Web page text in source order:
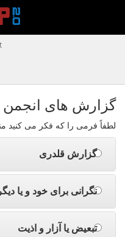
گزارش های
لطفاً فرمی را که فکر می کنید
گزارش قلدری
نگرانی برای خود و یا
تبعیض یا آزار و اذیت